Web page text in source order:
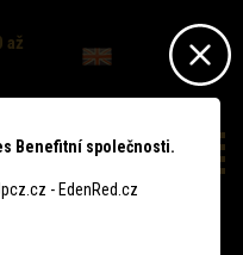
až
Benefitní společnosti.
- EdenRed.cz